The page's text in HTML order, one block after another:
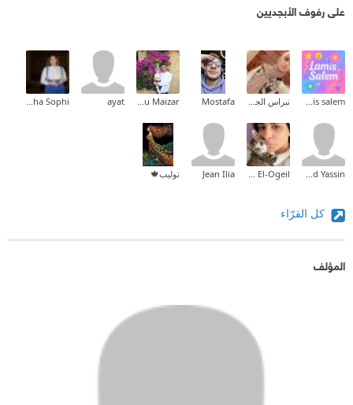
على رفوف الأبجديين
lamis salem نبراس الجيلاني Mostafa
Abed Abu Maizar
ayat
Noha Sophi
Mahmoud Yassin
Yosra El-Ogeil
Jean Ilia توليب🍁
كل القرّاء
المؤلف